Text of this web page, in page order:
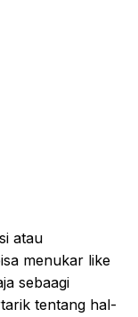
atau
menukar like
sebaagi
tentang hal-